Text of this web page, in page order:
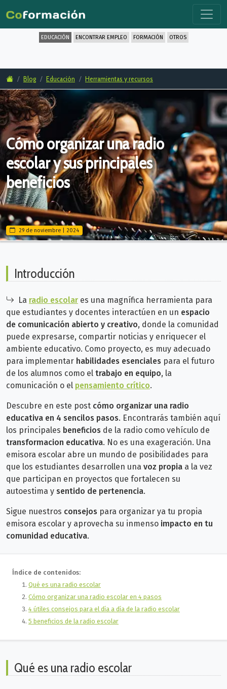
EDUCACIÓN ENCONTRAR EMPLEO FORMACIÓN OTROS
Blog Educación Herramientas y recursos
Cómo organizar una radio
escolar y sus principales
beneficios
29 de noviembre | 2024
Introducción
La radio escolar es una magnífica herramienta para
que estudiantes y docentes interactúen en un espacio
de comunicación abierto y creativo, donde la comunidad
puede expresarse, compartir noticias y enriquecer el
ambiente educativo. Como proyecto, es muy adecuado
para implementar habilidades esenciales para el futuro
de los alumnos como el trabajo en equipo, la
comunicación o el pensamiento crítico.
Descubre en este post cómo organizar una radio
educativa en 4 sencilos pasos. Encontrarás también aquí
los principales beneficios de la radio como vehículo de
transformacion educativa. No es una exageración. Una
emisora escolar abre un mundo de posibilidades para
que los estudiantes desarrollen una voz propia a la vez
que participan en proyectos que fortalecen su
autoestima y sentido de pertenencia.
Sigue nuestros consejos para organizar ya tu propia
emisora escolar y aprovecha su inmenso impacto en tu
comunidad educativa.
Índice de contenidos:
Qué es una radio escolar
Cómo organizar una radio escolar en 4 pasos
4 útiles consejos para el día a día de la radio escolar
5 beneficios de la radio escolar
Qué es una radio escolar